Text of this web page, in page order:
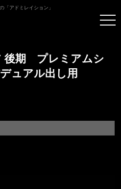
「アドミレイション」
後期 プレミアムシ
ュアル出し用